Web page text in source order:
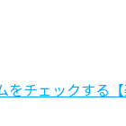
をチェックする【